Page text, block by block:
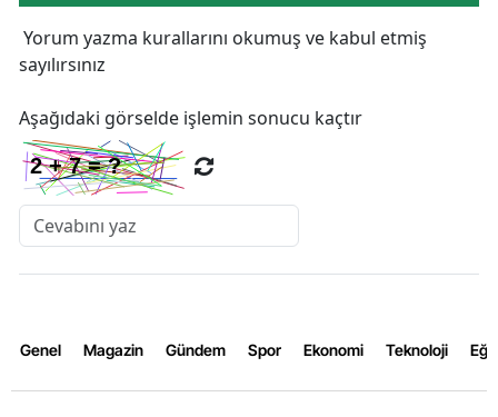
Yorum yazma kurallarını okumuş ve kabul etmiş
sayılırsınız
Aşağıdaki görselde işlemin sonucu kaçtır
Genel Magazin Gündem Spor Ekonomi Teknoloji